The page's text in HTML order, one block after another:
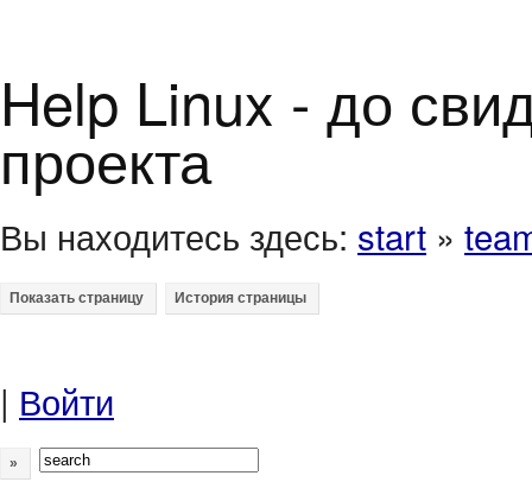
Help Linux - до
проекта
Вы находитесь здесь: start »
| Войти
»